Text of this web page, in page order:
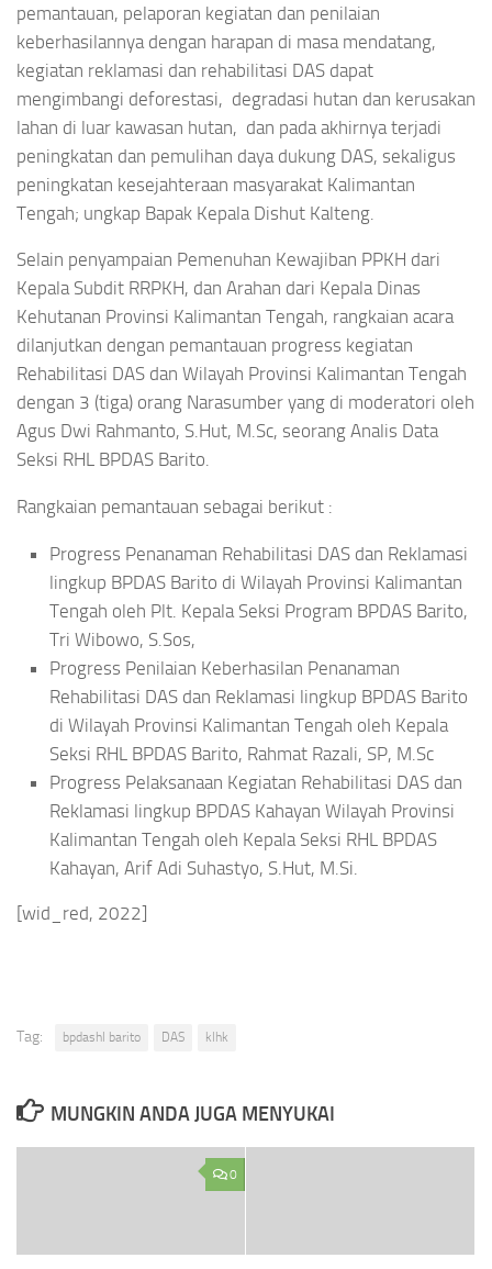
pemantauan, pelaporan kegiatan dan penilaian
keberhasilannya dengan harapan di masa mendatang,
kegiatan reklamasi dan rehabilitasi DAS dapat
mengimbangi deforestasi, degradasi hutan dan kerusakan
lahan di luar kawasan hutan, dan pada akhirnya terjadi
peningkatan dan pemulihan daya dukung DAS, sekaligus
peningkatan kesejahteraan masyarakat Kalimantan
Tengah; ungkap Bapak Kepala Dishut Kalteng.
Selain penyampaian Pemenuhan Kewajiban PPKH dari
Kepala Subdit RRPKH, dan Arahan dari Kepala Dinas
Kehutanan Provinsi Kalimantan Tengah, rangkaian acara
dilanjutkan dengan pemantauan progress kegiatan
Rehabilitasi DAS dan Wilayah Provinsi Kalimantan Tengah
dengan 3 (tiga) orang Narasumber yang di moderatori oleh
Agus Dwi Rahmanto, S.Hut, M.Sc, seorang Analis Data
Seksi RHL BPDAS Barito.
Rangkaian pemantauan sebagai berikut :
Progress Penanaman Rehabilitasi DAS dan Reklamasi
lingkup BPDAS Barito di Wilayah Provinsi Kalimantan
Tengah oleh Plt. Kepala Seksi Program BPDAS Barito,
Tri Wibowo, S.Sos,
Progress Penilaian Keberhasilan Penanaman
Rehabilitasi DAS dan Reklamasi lingkup BPDAS Barito
di Wilayah Provinsi Kalimantan Tengah oleh Kepala
Seksi RHL BPDAS Barito, Rahmat Razali, SP, M.Sc
Progress Pelaksanaan Kegiatan Rehabilitasi DAS dan
Reklamasi lingkup BPDAS Kahayan Wilayah Provinsi
Kalimantan Tengah oleh Kepala Seksi RHL BPDAS
Kahayan, Arif Adi Suhastyo, S.Hut, M.Si.
[wid_red, 2022]
Tag: bpdashl barito DAS klhk
MUNGKIN ANDA JUGA MENYUKAI
0